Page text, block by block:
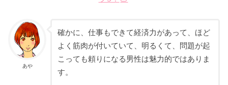
あや
確かに、仕事もできて経済力があって、ほど
よく筋肉が付いていて、明るくて、問題が起
こっても頼りになる男性は魅力的ではありま
す。